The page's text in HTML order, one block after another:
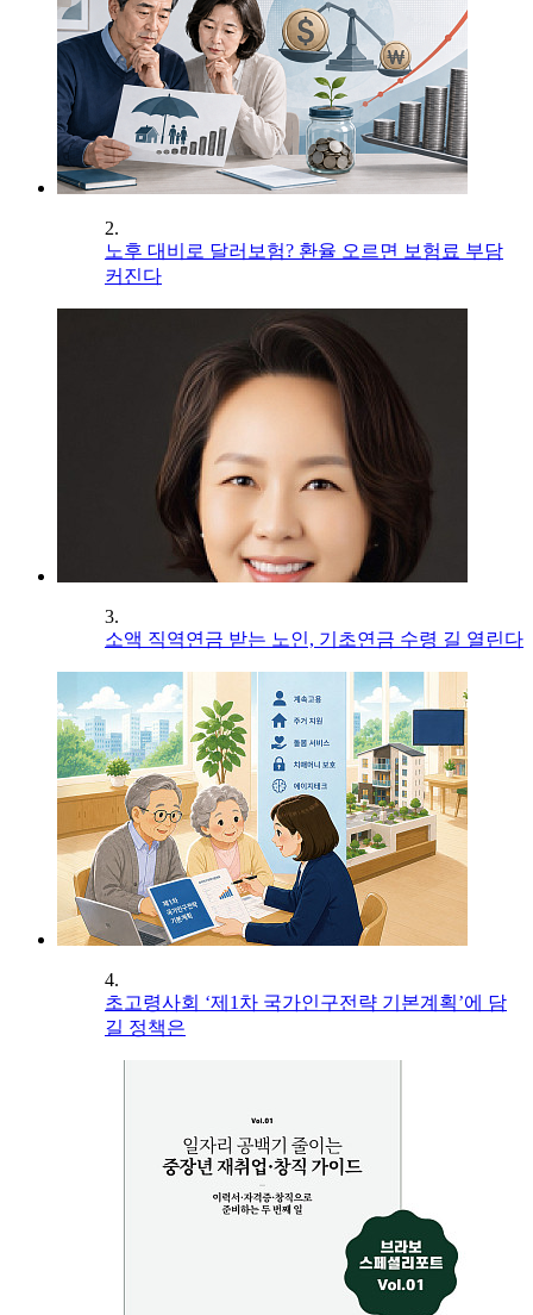
2.
노후 대비로 달러보험? 환율 오르면 보험료 부담
커진다
3.
소액 직역연금 받는 노인, 기초연금 수령 길 열린다
4.
초고령사회 ‘제1차 국가인구전략 기본계획’에 담
길 정책은